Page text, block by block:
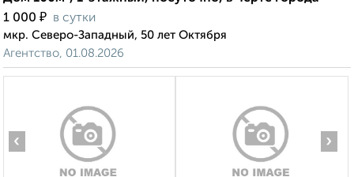
1 000 ₽ в сутки
мкр. Северо-Западный, 50 лет Октября
Агентство, 01.08.2026
‹ ›